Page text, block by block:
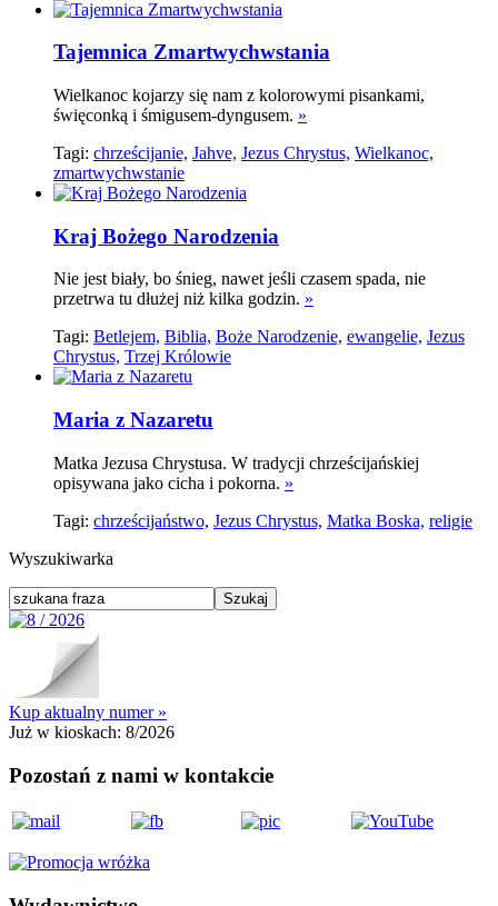
Tajemnica Zmartwychwstania
Wielkanoc kojarzy się nam z kolorowymi pisankami,
święconką i śmigusem-dyngusem. »
Tagi: chrześcijanie, Jahve, Jezus Chrystus, Wielkanoc,
zmartwychwstanie
Kraj Bożego Narodzenia
Nie jest biały, bo śnieg, nawet jeśli czasem spada, nie
przetrwa tu dłużej niż kilka godzin. »
Tagi: Betlejem, Biblia, Boże Narodzenie, ewangelie, Jezus
Chrystus, Trzej Królowie
Maria z Nazaretu
Matka Jezusa Chrystusa. W tradycji chrześcijańskiej
opisywana jako cicha i pokorna. »
Tagi: chrześcijaństwo, Jezus Chrystus, Matka Boska, religie
Wyszukiwarka
Kup aktualny numer »
Już w kioskach: 8/2026
Pozostań z nami w kontakcie